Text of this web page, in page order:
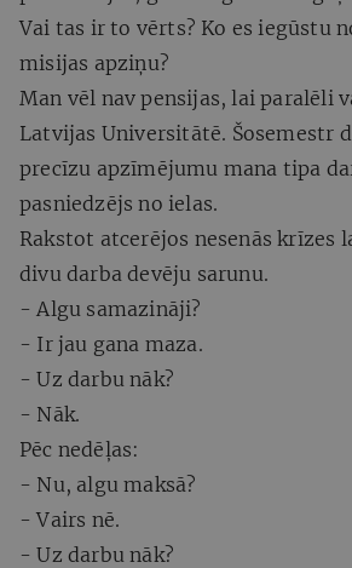
Vai tas ir to vērts? Ko es iegūstu
misijas apziņu?
Man vēl nav pensijas, lai paralēli
Latvijas Universitātē. Šosemestr
precīzu apzīmējumu mana tipa
pasniedzējs no ielas.
Rakstot atcerējos nesenās krīzes
divu darba devēju sarunu.
- Algu samazināji?
- Ir jau gana maza.
- Uz darbu nāk?
- Nāk.
Pēc nedēļas:
- Nu, algu maksā?
- Vairs nē.
- Uz darbu nāk?